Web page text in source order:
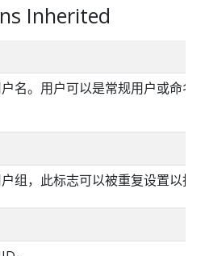
Inherited
名。用户可以是常规用户或命名
组，此标志可以被重复设置以指